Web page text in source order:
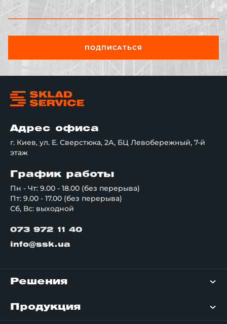
ПОДПИСАТЬСЯ
Адрес офиса
г. Киев, ул. Е. Сверстюка, 2А, БЦ Левобережный, 7-й
этаж
График работы
Пн - Чт: 9.00 - 18.00 (без перерыва)
Пт: 9.00 - 17.00 (без перерыва)
Сб, Вс: выходной
073 972 11 40
info@ssk.ua
Решения
Продукция